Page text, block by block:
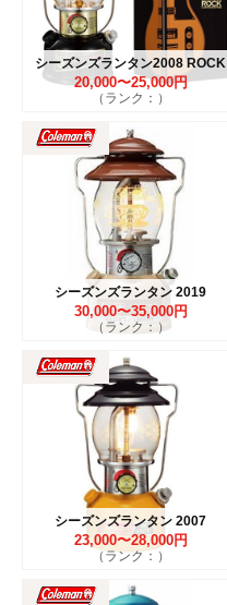
シーズンズランタン2008 ROCK
20,000〜25,000円
（ランク：）
シーズンズランタン 2019
30,000〜35,000円
（ランク：）
シーズンズランタン 2007
23,000〜28,000円
（ランク：）